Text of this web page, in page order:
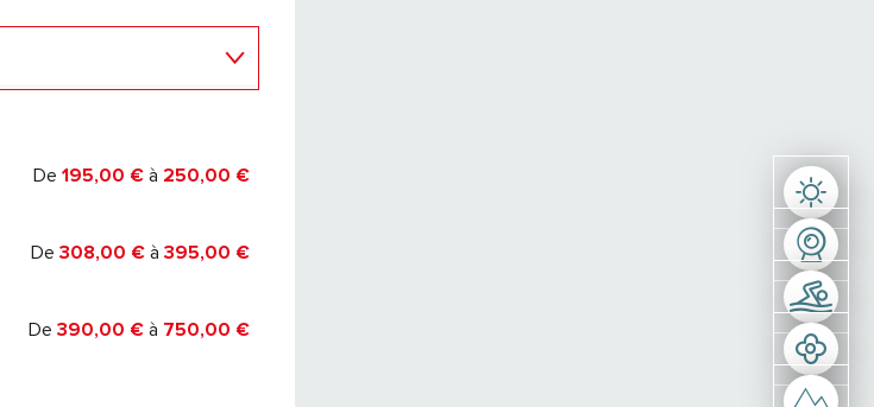
De195,00 € à 250,00 €
De308,00 € à395,00 €
De390,00 € à 750,00 €